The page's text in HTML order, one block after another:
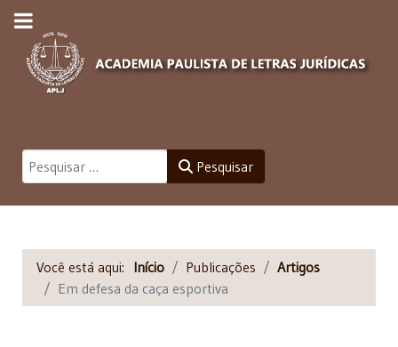
Pesquisar Pesquisar
Você está aqui: Início Publicações
Artigos
Em defesa da caça esportiva